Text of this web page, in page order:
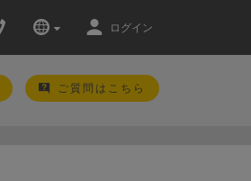
ログイン
ご質問はこちら